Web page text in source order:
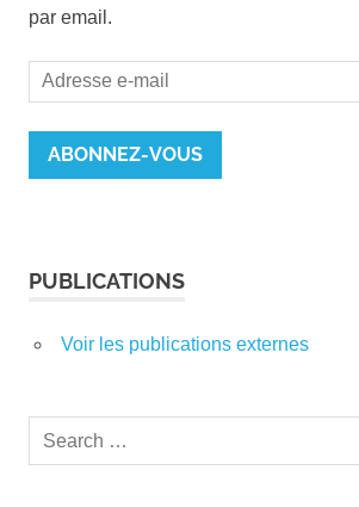
par email.
Adresse
e-
mail
ABONNEZ-VOUS
PUBLICATIONS
Voir les publications externes
Search